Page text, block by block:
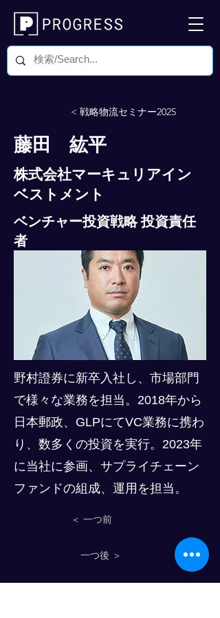
< 戦略物流セミナー2025
藤田 紘平
株式会社マーキュリアイン
ベストメント
ベンチャー投資戦略 投資責任
者
野村證券に新卒入社し、市場部門
で様々な業務を担当。2018年から
日本郵政、GLPにてVC業務に携わ
り、数多くの投資を実行。2023年
に当社に参画、サプライチェーン
ファンドの組成、運用を担当。
＜ 一つ前
一つ後 ＞